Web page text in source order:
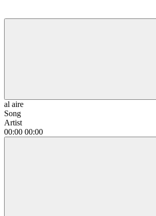
al aire
Song
Artist
00:00 00:00